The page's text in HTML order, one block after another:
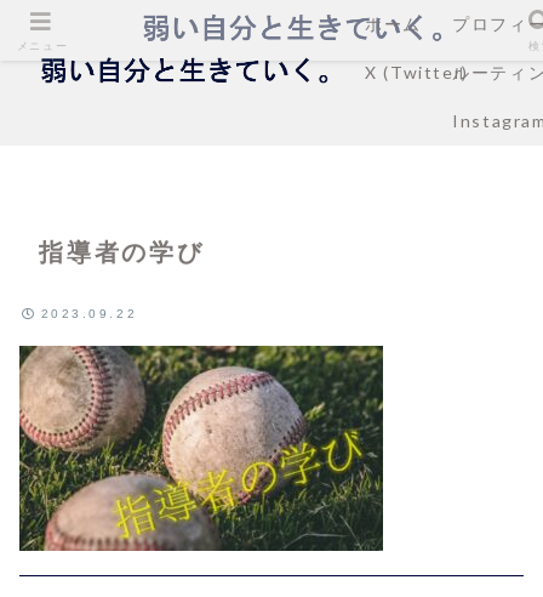
ホーム プロフィ
X (Twitter)ルーティ
指導者の学び
2023.09.22
メニュー